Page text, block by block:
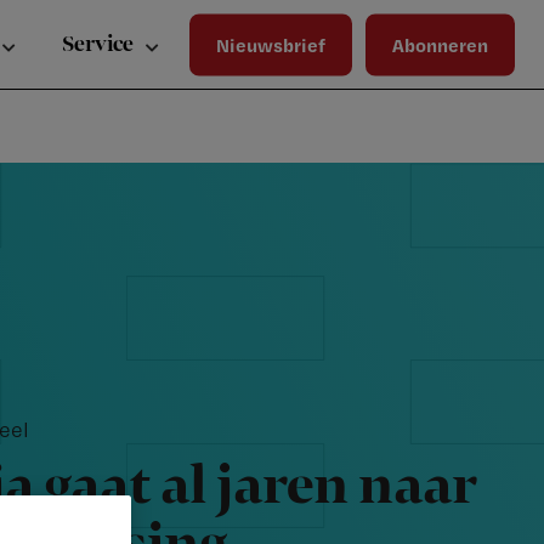
Inloggen
wij
Service Nieuwsbrief Abonneren
gaat al jaren naar